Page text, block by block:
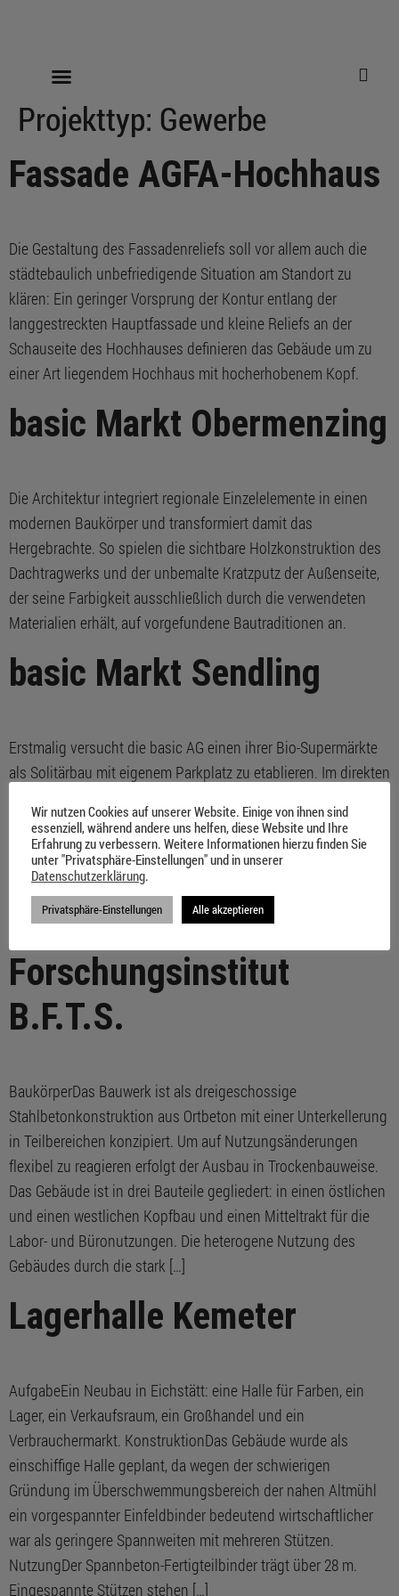
Projekttyp: Gewerbe
Fassade AGFA-Hochhaus
Die Gestaltung des Fassadenreliefs soll vor allem auch die
städtebaulich unbefriedigende Situation am Standort zu
klären: Ein geringer Vorsprung der Kontur entlang der
langgestreckten Hauptfassade und kleine Reliefs an der
Schauseite des Hochhauses definieren das Gebäude um zu
einer Art liegendem Hochhaus mit hocherhobenem Kopf.
basic Markt Obermenzing
Die Architektur integriert regionale Einzelelemente in einen
modernen Baukörper und transformiert damit das
Hergebrachte. So spielen die sichtbare Holzkonstruktion des
Dachtragwerks und der unbemalte Kratzputz der Außenseite,
der seine Farbigkeit ausschließlich durch die verwendeten
Materialien erhält, auf vorgefundene Bautraditionen an.
basic Markt Sendling
Erstmalig versucht die basic AG einen ihrer Bio-Supermärkte
als Solitärbau mit eigenem Parkplatz zu etablieren. Im direkten
Gewerbegebiet der „Pionierbau“ nach den
unternehmensinternen Strukturvorgaben entwickelt. Das
Gebäude hebt sich von der banalen Umgebung durch seine
vertikal gestreifte Aluminiumfassade ab, die einem Bar-Code
ähnlich über Wand und Decke geführt wird. […]
Forschungsinstitut
B.F.T.S.
BaukörperDas Bauwerk ist als dreigeschossige
Stahlbetonkonstruktion aus Ortbeton mit einer Unterkellerung
in Teilbereichen konzipiert. Um auf Nutzungsänderungen
flexibel zu reagieren erfolgt der Ausbau in Trockenbauweise.
Das Gebäude ist in drei Bauteile gegliedert: in einen östlichen
und einen westlichen Kopfbau und einen Mitteltrakt für die
Labor- und Büronutzungen. Die heterogene Nutzung des
Gebäudes durch die stark […]
Lagerhalle Kemeter
AufgabeEin Neubau in Eichstätt: eine Halle für Farben, ein
Lager, ein Verkaufsraum, ein Großhandel und ein
Verbrauchermarkt. KonstruktionDas Gebäude wurde als
einschiffige Halle geplant, da wegen der schwierigen
Gründung im Überschwemmungsbereich der nahen Altmühl
ein vorgespannter Einfeldbinder bedeutend wirtschaftlicher
war als geringere Spannweiten mit mehreren Stützen.
NutzungDer Spannbeton-Fertigteilbinder trägt über 28 m.
Eingespannte Stützen stehen […]
Wir nutzen Cookies auf unserer Website. Einige von ihnen sind
essenziell, während andere uns helfen, diese Website und Ihre
Erfahrung zu verbessern. Weitere Informationen hierzu finden Sie
unter "Privatsphäre-Einstellungen" und in unserer
Datenschutzerklärung.
Privatsphäre-Einstellungen Alle akzeptieren